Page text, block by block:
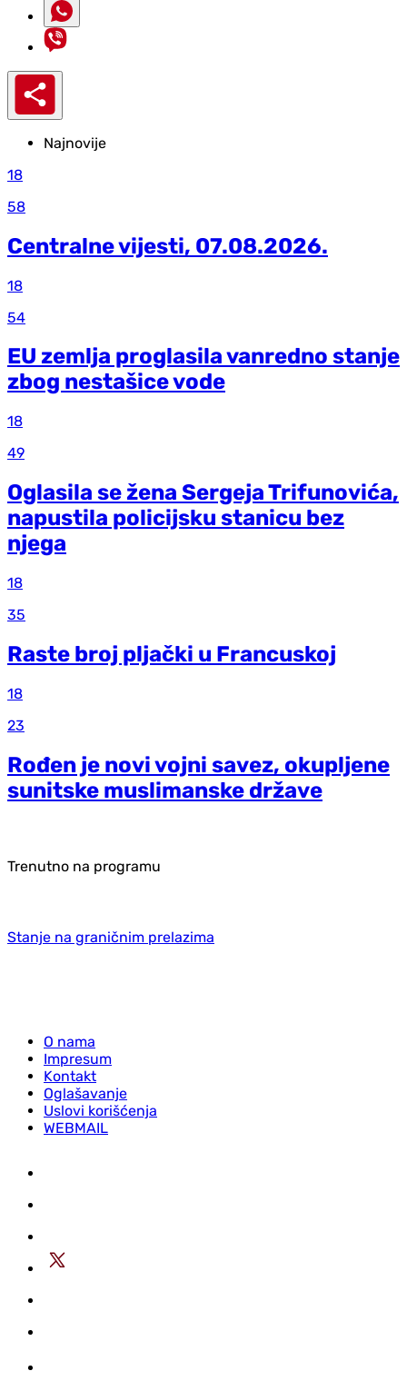
Najnovije
18
58
Centralne vijesti, 07.08.2026.
18
54
EU zemlja proglasila vanredno stanje
zbog nestašice vode
18
49
Oglasila se žena Sergeja Trifunovića,
napustila policijsku stanicu bez
njega
18
35
Raste broj pljački u Francuskoj
18
23
Rođen je novi vojni savez, okupljene
sunitske muslimanske države
Trenutno na programu
Stanje na graničnim prelazima
O nama
Impresum
Kontakt
Oglašavanje
Uslovi korišćenja
WEBMAIL